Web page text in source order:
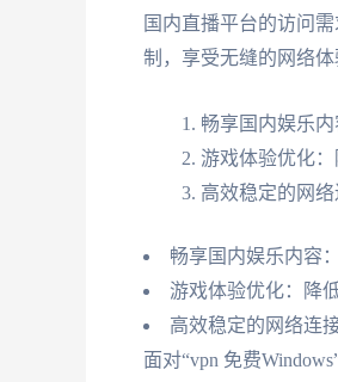
国内直播平台的访问
制，享受无缝的网络
畅享国内娱乐
游戏体验优化：
高效稳定的网
畅享国内娱乐内容
游戏体验优化：降
高效稳定的网络连
面对“vpn 免费